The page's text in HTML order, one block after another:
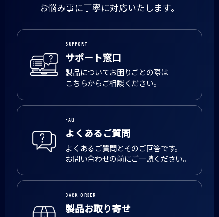
お悩み事に丁寧に対応いたします。
SUPPORT
サポート窓口
製品についてお困りごとの際は
こちらからご相談ください。
FAQ
よくあるご質問
よくあるご質問とそのご回答です。
お問い合わせの前にご一読ください。
BACK ORDER
製品お取り寄せ